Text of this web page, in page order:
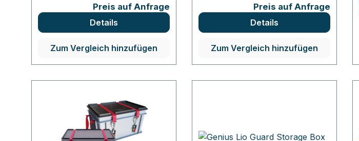
Preis auf Anfrage
Details
Zum Vergleich hinzufügen
Preis auf Anfrage
Details
Zum Vergleich hinzufügen